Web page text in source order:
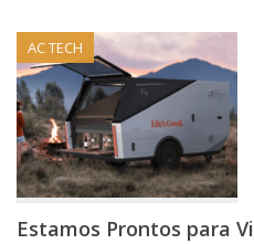
AC TECH
Estamos Prontos para